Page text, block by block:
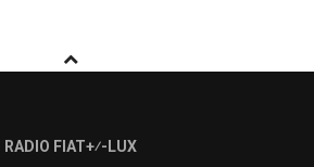
RADIO FIAT+⁄-LUX